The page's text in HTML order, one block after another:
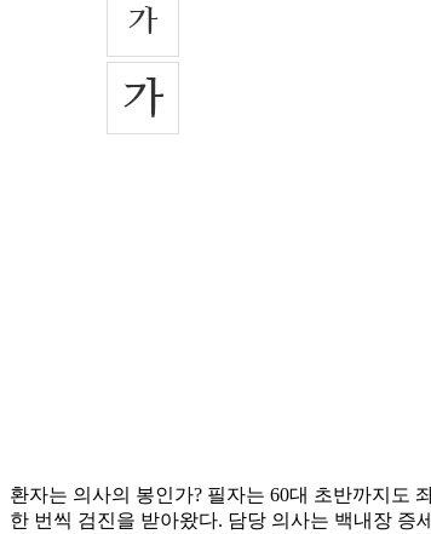
환자는 의사의 봉인가? 필자는 60대 초반까지도
한 번씩 검진을 받아왔다. 담당 의사는 백내장 증